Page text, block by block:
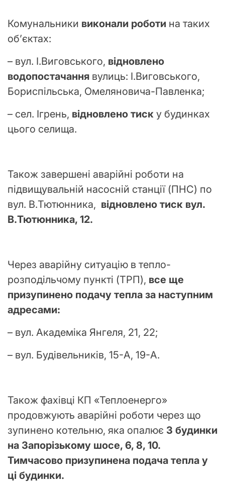
Комунальники виконали роботи на таких
об’єктах:
– вул. І.Виговського, відновлено
водопостачання вулиць: І.Виговського,
Бориспільська, Омеляновича-Павленка;
– сел. Ігрень, відновлено тиск у будинках
цього селища.
Також завершені аварійні роботи на
підвищувальній насосній станції (ПНС) по
вул. В.Тютюнника, відновлено тиск вул.
В.Тютюнника, 12.
Через аварійну ситуацію в тепло-
розподільчому пункті (ТРП), все ще
призупинено подачу тепла за наступним
адресами:
– вул. Академіка Янгеля, 21, 22;
– вул. Будівельників, 15-А, 19-А.
Також фахівці КП «Теплоенерго»
продовжують аварійні роботи через що
зупинено котельню, яка опалює 3 будинки
на Запорізькому шосе, 6, 8, 10.
Тимчасово призупинена подача тепла у
ці будинки.